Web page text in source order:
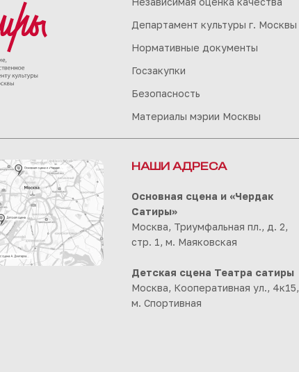
Департамент культуры г. Москвы
Нормативные документы
Госзакупки
Безопасность
Материалы мэрии Москвы
НАШИ АДРЕСА
Основная сцена и «Чердак
Сатиры»
Москва, Триумфальная пл., д. 2,
стр. 1, м. Маяковская
Детская сцена Театра сатиры
Москва, Кооперативная ул., 4к15,
м. Спортивная